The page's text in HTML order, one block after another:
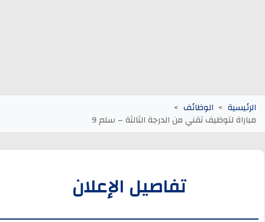
الرئيسية الوظائف
مباراة لتوظيف تقني من الدرجة الثالثة – سلم 9
تفاصيل الإعلان